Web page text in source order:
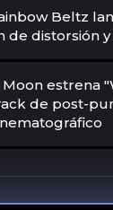
Beltz
de distorsión
estrena
de post-